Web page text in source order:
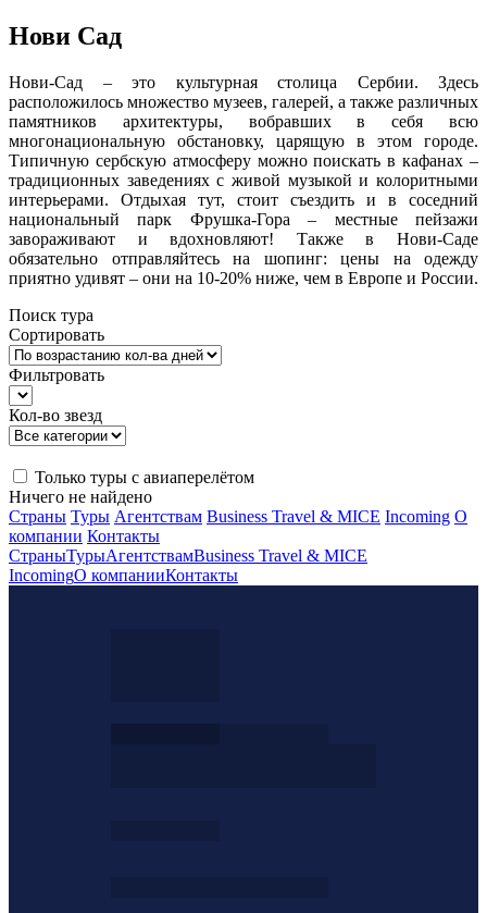
Нови Сад
Нови-Сад – это культурная столица Сербии. Здесь
расположилось множество музеев, галерей, а также различных
памятников архитектуры, вобравших в себя всю
многонациональную обстановку, царящую в этом городе.
Типичную сербскую атмосферу можно поискать в кафанах –
традиционных заведениях с живой музыкой и колоритными
интерьерами. Отдыхая тут, стоит съездить и в соседний
национальный парк Фрушка-Гора – местные пейзажи
завораживают и вдохновляют! Также в Нови-Саде
обязательно отправляйтесь на шопинг: цены на одежду
приятно удивят – они на 10-20% ниже, чем в Европе и России.
Поиск тура
Сортировать
Фильтровать
Кол-во звезд
Только туры с авиаперелётом
Ничего не найдено
Страны Туры Агентствам Business Travel & MICE Incoming О
компании Контакты
СтраныТурыАгентствамBusiness Travel & MICE
IncomingО компанииКонтакты